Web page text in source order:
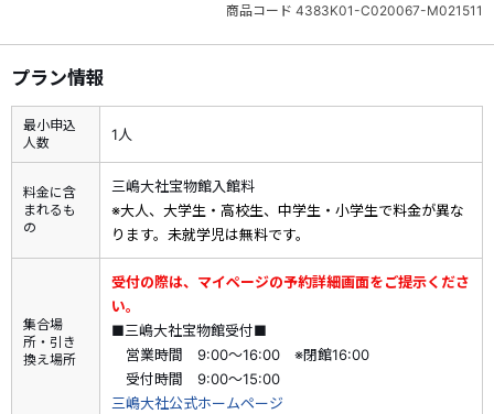
7/1（水）10：00～8/31（月）＞
・割引はクーポン利用時に適用されます。予約時にログインの
上、「選択内容確認画面」で利用するクーポンを選択
さい。
※申込情報入力画面でクーポンが適用されていることをご確認
ください。
※1予約あたりの最大割引額は6,000円となります。
・割引クーポンを利用した予約の取消料は、クーポン割引前の
旅行代金を基に算出いたします。 取消料に対してクーポン割引
額は充当できません。
却はございません（天災、輸送障害等の事由により旅行を中止
された場合を含む）。
・すでにご予約済みの商品には、クーポンはご利用いただけま
せん。
・割引内容、割引対象商品は期間中に追加、変更される場合が
商品コード 4383K01-C020067-M021511
プラン情報
最小申込
人数
1人
料金に含
まれるも
の
三嶋大社宝物館入館料
※大人、大学生・高校生、中学生・小学生で料金が異な
ります。未就学児は無料です。
集合場
所・引き
換え場所
受付の際は、マイページの予約詳細画面をご提示くださ
い。
■三嶋大社宝物館受付■
営業時間 9:00～16:00 ※閉館16:00
受付時間 9:00～15:00
三嶋大社公式ホームページ